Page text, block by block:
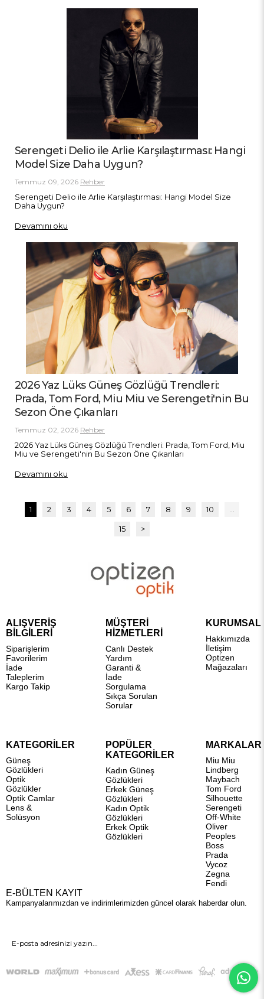
Serengeti Delio ile Arlie Karşılaştırması: Hangi
Model Size Daha Uygun?
Temmuz 09, 2026 Rehber
Serengeti Delio ile Arlie Karşılaştırması: Hangi Model Size
Daha Uygun?
Devamını oku
2026 Yaz Lüks Güneş Gözlüğü Trendleri:
Prada, Tom Ford, Miu Miu ve Serengeti'nin Bu
Sezon Öne Çıkanları
Temmuz 02, 2026 Rehber
2026 Yaz Lüks Güneş Gözlüğü Trendleri: Prada, Tom Ford, Miu
Miu ve Serengeti'nin Bu Sezon Öne Çıkanları
Devamını oku
1 2 3 4 5 6 7 8 9 10 ...
15 >
ALIŞVERİŞ
BİLGİLERİ
Siparişlerim
Favorilerim
İade
Taleplerim
Kargo Takip
MÜŞTERİ
HİZMETLERİ
Canlı Destek
Yardım
Garanti &
İade
Sorgulama
Sıkça Sorulan
Sorular
KURUMSAL
Hakkımızda
İletişim
Optizen
Mağazaları
KATEGORİLER
Güneş
Gözlükleri
Optik
Gözlükler
Optik Camlar
Lens &
Solüsyon
POPÜLER
KATEGORİLER
Kadın Güneş
Gözlükleri
Erkek Güneş
Gözlükleri
Kadın Optik
Gözlükleri
Erkek Optik
Gözlükleri
MARKALAR
Miu Miu
Lindberg
Maybach
Tom Ford
Silhouette
Serengeti
Off-White
Oliver
Peoples
Boss
Prada
Vycoz
Zegna
Fendi
E-BÜLTEN KAYIT
Kampanyalarımızdan ve indirimlerimizden güncel olarak haberdar olun.
GÖNDER